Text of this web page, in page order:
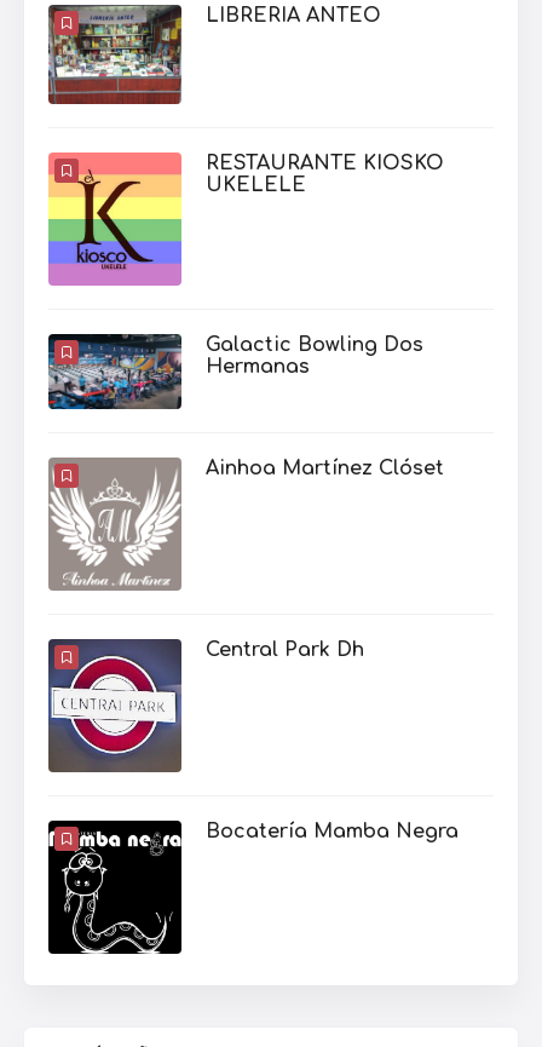
LIBRERIA ANTEO
RESTAURANTE KIOSKO
UKELELE
Galactic Bowling Dos
Hermanas
Ainhoa Martínez Clóset
Central Park Dh
Bocatería Mamba Negra